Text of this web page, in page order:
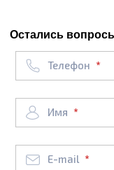
Остались
Телефон
Имя
E-mail